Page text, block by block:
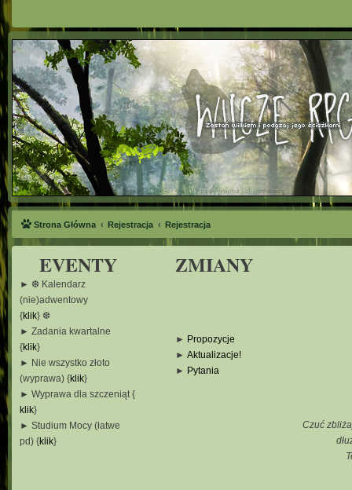
Strona Główna Rejestracja Rejestracja
EVENTY ZMIANY
► ❆ Kalendarz
(nie)adwentowy
{klik} ❆
► Zadania kwartalne
{klik}
► Nie wszystko złoto
(wyprawa) {klik}
► Wyprawa dla szczeniąt {
klik}
► Studium Mocy (łatwe
pd) {klik}
► Propozycje
► Aktualizacje!
► Pytania
Czuć